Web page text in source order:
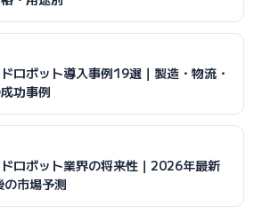
ロボット導入事例19選｜製造・物流・
功事例
ロボット業界の将来性｜2026年最新
市場予測